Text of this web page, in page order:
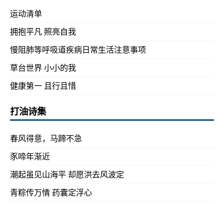
运动清单
拥抱平凡 照亮自我
慢阻肺等呼吸道疾病日常生活注意事项
草台世界 小小的我
健康第一 且行且惜
打油诗集
春风得意，马蹄不急
豕啼年渐近
潮起虽见山海平 却愿洪去风波定
青粽传万情 药囊定浮心